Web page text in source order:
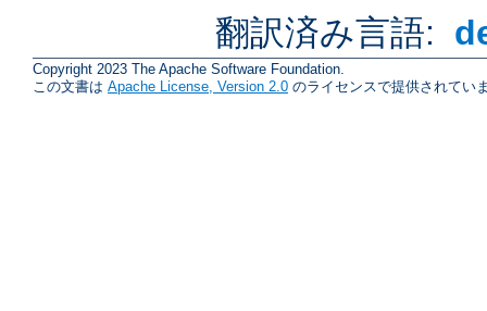
翻訳済み言語:
Copyright 2023 The Apache Software Foundation.
この文書は Apache License, Version 2.0 のライセンスで提供されてい